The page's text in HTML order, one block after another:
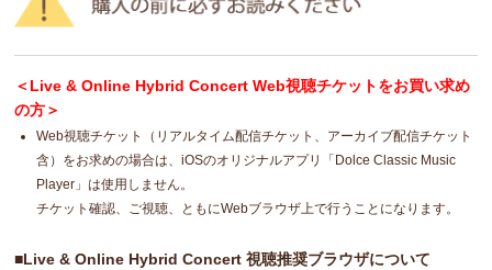
＜Live & Online Hybrid Concert Web視聴チケットをお買い求め
の方＞
Web視聴チケット（リアルタイム配信チケット、アーカイブ配信チケット
含）をお求めの場合は、iOSのオリジナルアプリ「Dolce Classic Music
Player」は使用しません。
チケット確認、ご視聴、ともにWebブラウザ上で行うことになります。
■Live & Online Hybrid Concert 視聴推奨ブラウザについて